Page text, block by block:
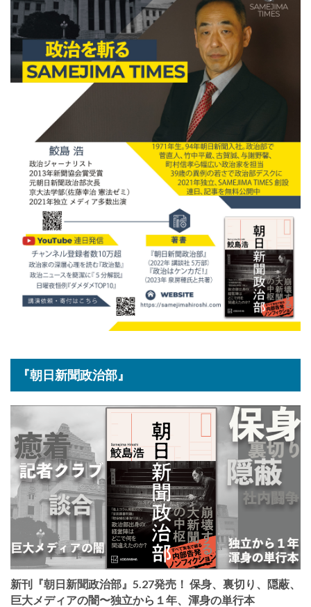
『朝日新聞政治部』
新刊『朝日新聞政治部』5.27発売！ 保身、裏切り、隠蔽、
巨大メディアの闇〜独立から１年、渾身の単行本